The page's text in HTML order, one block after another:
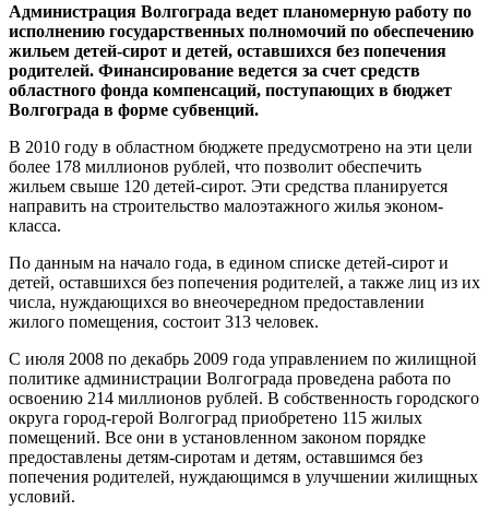
Администрация Волгограда ведет планомерную работу по
исполнению государственных полномочий по обеспечению
жильем детей-сирот и детей, оставшихся без попечения
родителей. Финансирование ведется за счет средств
областного фонда компенсаций, поступающих в бюджет
Волгограда в форме субвенций.
В 2010 году в областном бюджете предусмотрено на эти цели
более 178 миллионов рублей, что позволит обеспечить
жильем свыше 120 детей-сирот. Эти средства планируется
направить на строительство малоэтажного жилья эконом-
класса.
По данным на начало года, в едином списке детей-сирот и
детей, оставшихся без попечения родителей, а также лиц из их
числа, нуждающихся во внеочередном предоставлении
жилого помещения, состоит 313 человек.
С июля 2008 по декабрь 2009 года управлением по жилищной
политике администрации Волгограда проведена работа по
освоению 214 миллионов рублей. В собственность городского
округа город-герой Волгоград приобретено 115 жилых
помещений. Все они в установленном законом порядке
предоставлены детям-сиротам и детям, оставшимся без
попечения родителей, нуждающимся в улучшении жилищных
условий.